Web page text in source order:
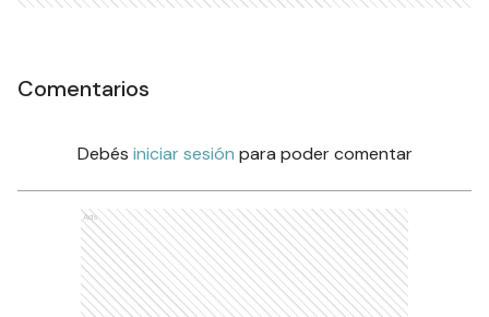
Comentarios
Debés iniciar sesión para poder comentar
Ads